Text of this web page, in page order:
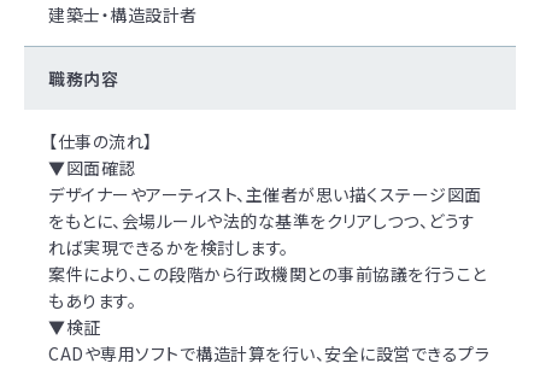
建築士・構造設計者
職務内容
【仕事の流れ】
▼図面確認
デザイナーやアーティスト、主催者が思い描くステージ図面
をもとに、会場ルールや法的な基準をクリアしつつ、どうす
れば実現できるかを検討します。
案件により、この段階から行政機関との事前協議を行うこと
もあります。
▼検証
CADや専用ソフトで構造計算を行い、安全に設営できるプラ